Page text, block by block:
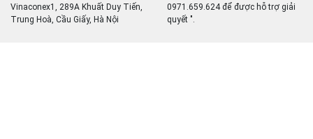
Vinaconex1, 289A Khuất Duy Tiến,
Trung Hoà, Cầu Giấy, Hà Nội
0971.659.624 để được hỗ trợ giải
quyết ".